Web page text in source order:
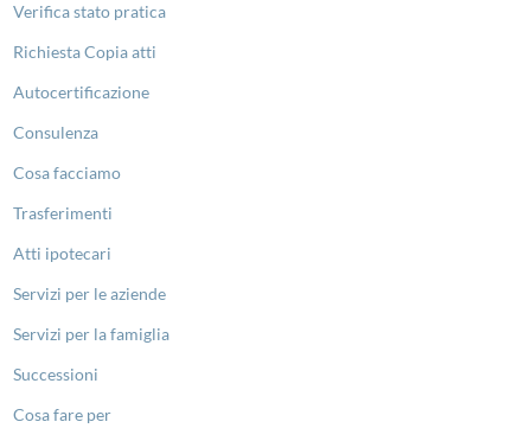
Verifica stato pratica
Richiesta Copia atti
Autocertificazione
Consulenza
Cosa facciamo
Trasferimenti
Atti ipotecari
Servizi per le aziende
Servizi per la famiglia
Successioni
Cosa fare per